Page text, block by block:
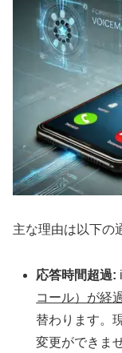
主な理由は以下の
応答時間超過:
コール）が経
替わります。
変更ができま